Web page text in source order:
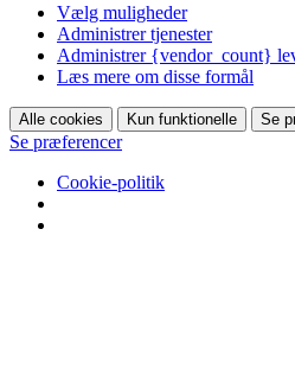
Vælg muligheder
Administrer tjenester
Administrer {vendor_count}
Læs mere om disse formål
Alle cookies Kun funktionelle Se
Se præferencer
Cookie-politik